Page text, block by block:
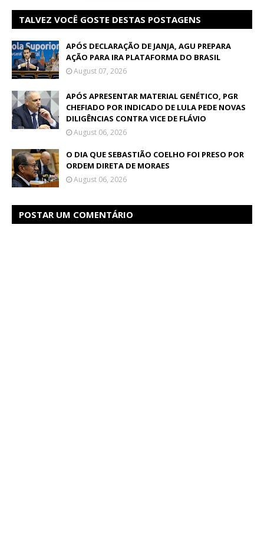
TALVEZ VOCÊ GOSTE DESTAS POSTAGENS
APÓS DECLARAÇÃO DE JANJA, AGU PREPARA
AÇÃO PARA IRA PLATAFORMA DO BRASIL
August 07, 2026
APÓS APRESENTAR MATERIAL GENÉTICO, PGR
CHEFIADO POR INDICADO DE LULA PEDE NOVAS
DILIGÊNCIAS CONTRA VICE DE FLÁVIO
August 06, 2026
O DIA QUE SEBASTIÃO COELHO FOI PRESO POR
ORDEM DIRETA DE MORAES
August 06, 2026
POSTAR UM COMENTÁRIO